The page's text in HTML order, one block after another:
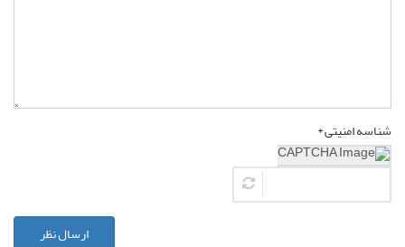
شناسه امنیتی *
ارسال نظر